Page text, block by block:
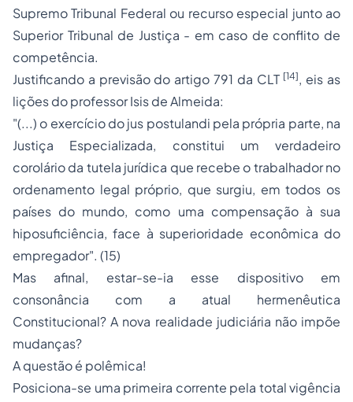
Supremo Tribunal Federal ou recurso especial junto ao
Superior Tribunal de Justiça - em caso de conflito de
competência.
Justificando a previsão do artigo 791 da CLT [14], eis as
lições do professor Isis de Almeida:
"(...) o exercício do jus postulandi pela própria parte, na
Justiça Especializada, constitui um verdadeiro
corolário da tutela jurídica que recebe o trabalhador no
ordenamento legal próprio, que surgiu, em todos os
países do mundo, como uma compensação à sua
hiposuficiência, face à superioridade econômica do
empregador". (15)
Mas afinal, estar-se-ia esse dispositivo em
consonância com a atual hermenêutica
Constitucional? A nova realidade judiciária não impõe
mudanças?
A questão é polêmica!
Posiciona-se uma primeira corrente pela total vigência